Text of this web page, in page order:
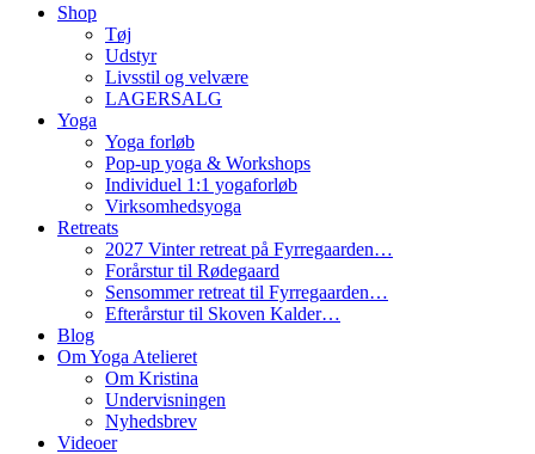
Shop
Tøj
Udstyr
Livsstil og velvære
LAGERSALG
Yoga
Yoga forløb
Pop-up yoga & Workshops
Individuel 1:1 yogaforløb
Virksomhedsyoga
Retreats
2027 Vinter retreat på Fyrregaarden…
Forårstur til Rødegaard
Sensommer retreat til Fyrregaarden…
Efterårstur til Skoven Kalder…
Blog
Om Yoga Atelieret
Om Kristina
Undervisningen
Nyhedsbrev
Videoer